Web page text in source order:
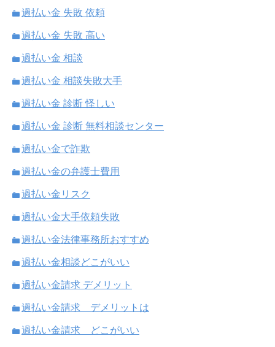
過払い金 失敗 依頼
過払い金 失敗 高い
過払い金 相談
過払い金 相談失敗大手
過払い金 診断 怪しい
過払い金 診断 無料相談センター
過払い金で詐欺
過払い金の弁護士費用
過払い金リスク
過払い金大手依頼失敗
過払い金法律事務所おすすめ
過払い金相談どこがいい
過払い金請求 デメリット
過払い金請求 デメリットは
過払い金請求 どこがいい